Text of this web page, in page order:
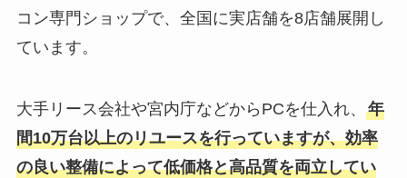
コン専門ショップで、全国に実店舗を8店舗展開し
ています。
大手リース会社や宮内庁などからPCを仕入れ、 年
間10万台以上のリユースを行っていますが、効率
の良い整備によって低価格と高品質を両立してい